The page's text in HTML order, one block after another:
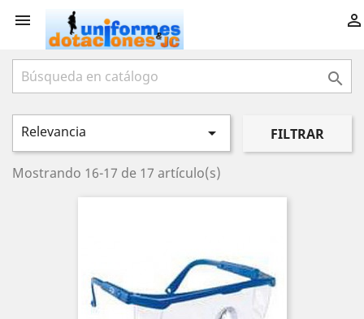
 

Relevancia  FILTRAR
Mostrando 16-17 de 17 artículo(s)